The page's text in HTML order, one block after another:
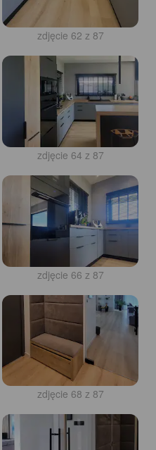
zdjęcie 62 z 87
zdjęcie 64 z 87
zdjęcie 66 z 87
zdjęcie 68 z 87